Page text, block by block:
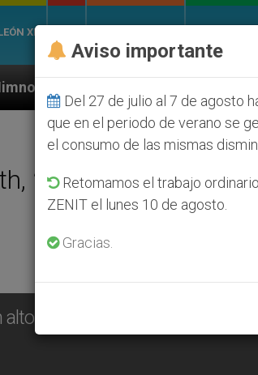
XIV
Mundial de la Juventud Seúl 2027
2014
el fuego (VIDEO)
Aviso importante
Del 27 de julio al 7 de agosto
que en el periodo de verano se
el consumo de las mismas
Retomamos el trabajo
ZENIT el lunes 10 de agosto.
Gracias.